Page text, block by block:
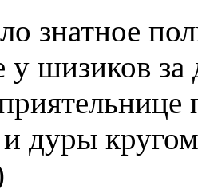
знатное
шизиков за
дуры